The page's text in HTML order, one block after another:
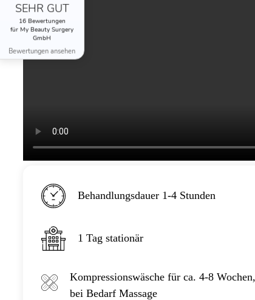
Behandlungsdauer 1-4 Stunden
1 Tag stationär
Kompressionswäsche für ca. 4-8 Wochen,
bei Bedarf Massage
SEHR GUT
16 Bewertungen
für My Beauty Surgery
GmbH
Bewertungen ansehen